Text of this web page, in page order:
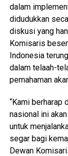
dalam
didudukkan
diskusi yang
Komisaris
Indonesia
dalam telaah-
pemahaman
“Kami berharap
nasional ini
untuk
segar bagi
Dewan